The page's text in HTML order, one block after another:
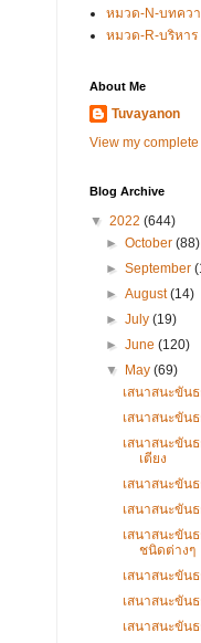
หมวด-N-บทควา
หมวด-R-บริหาร
About Me
Tuvayanon
View my
Blog Archive
▼ 2022 (644)
►October(88)
►September
►August(14)
►July(19)
►June(120)
▼
May(69)
เสนาสนะขัน
เสนาสนะขัน
เสนาสนะขัน
เตียง
เสนาสนะขัน
เสนาสนะขัน
เสนาสนะขัน
ชนิดต่างๆ
เสนาสนะขัน
เสนาสนะขัน
เสนาสนะขัน